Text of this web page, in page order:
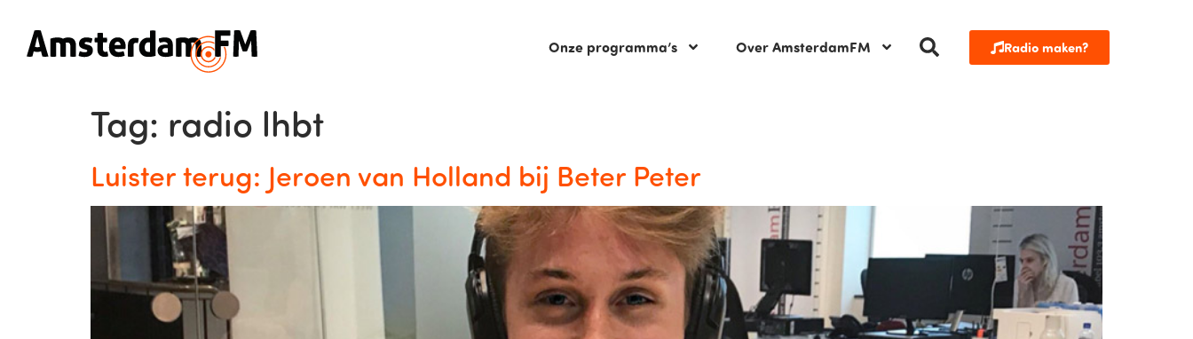
Onze programma’s Over AmsterdamFM Radio maken?
Tag: radio lhbt
Luister terug: Jeroen van Holland bij Beter Peter